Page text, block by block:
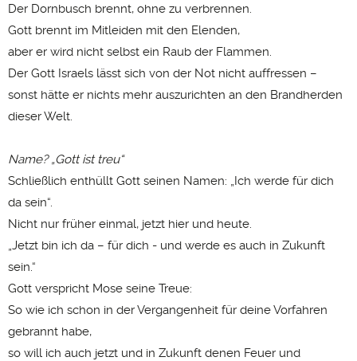
Der Dornbusch brennt, ohne zu verbrennen.
Gott brennt im Mitleiden mit den Elenden,
aber er wird nicht selbst ein Raub der Flammen.
Der Gott Israels lässt sich von der Not nicht auffressen –
sonst hätte er nichts mehr auszurichten an den Brandherden
dieser Welt.
Name? „Gott ist treu“
Schließlich enthüllt Gott seinen Namen: „Ich werde für dich
da sein“.
Nicht nur früher einmal, jetzt hier und heute.
„Jetzt bin ich da – für dich - und werde es auch in Zukunft
sein.“
Gott verspricht Mose seine Treue:
So wie ich schon in der Vergangenheit für deine Vorfahren
gebrannt habe,
so will ich auch jetzt und in Zukunft denen Feuer und